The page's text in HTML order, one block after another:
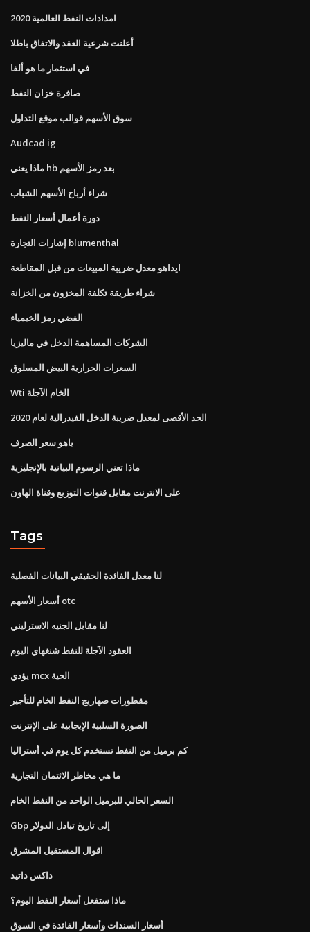
امدادات النفط العالمية 2020
أعلنت شرعية العقد والاتفاق باطلا
في استثمار ما هو ألفا
صافرة خزان النفط
سوق الأسهم قوالب موقع التداول
Audcad ig
ماذا يعني hb بعد رمز الأسهم
شراء أرباح الأسهم الشباب
دورة أعمال أسعار النفط
إشارات التجارة blumenthal
ايداهو معدل ضريبة المبيعات من قبل المقاطعة
شراء طريقة تكلفة المخزون من الخزانة
الفضي رمز الخيمياء
الشركات المساهمة الدخل في ماليزيا
السعرات الحرارية البيض المسلوق
Wti الخام الآجلة
الحد الأقصى لمعدل ضريبة الدخل الفيدرالية لعام 2020
ياهو سعر الصرف
ماذا تعني الرسوم البيانية بالإنجليزية
على الانترنت مقابل قنوات التوزيع وقناة الهاون
Tags
لنا معدل الفائدة الحقيقي البيانات الفصلية
أسعار الأسهم otc
لنا مقابل الجنيه الاسترليني
العقود الآجلة للنفط شنغهاي اليوم
يؤدي mcx الحية
مقطورات صهاريج النفط الخام للتأجير
الصورة السلبية الإيجابية على الإنترنت
كم برميل من النفط تستخدم كل يوم في أستراليا
ما هي مخاطر الائتمان التجارية
السعر الحالي للبرميل الواحد من النفط الخام
Gbp إلى تاريخ تبادل الدولار
اقوال المستقبل المشرق
داكس داتيد
ماذا ستفعل أسعار النفط اليوم؟
أسعار السندات وأسعار الفائدة في السوق